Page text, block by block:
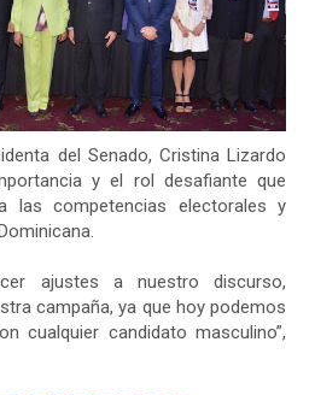
del Senado, Cristina Lizardo
y el rol desafiante que
las competencias electorales y
ajustes a nuestro discurso,
campaña, ya que hoy podemos
cualquier candidato masculino”,